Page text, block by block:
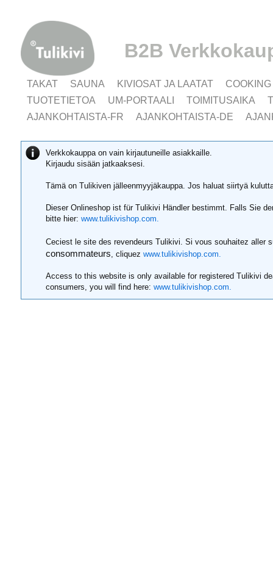
B2B
TAKAT SAUNA KIVIOSAT JA LAATAT
COOKING
TUOTETIETOA
UM-PORTAALI TOIMITUSAIKA
AJANKOHTAISTA-FR
AJANKOHTAISTA-DE
Verkkokauppa on vain kirjautuneille asiakkaille.
Kirjaudu sisään jatkaaksesi.
Tämä on Tulikiven jälleenmyyjäkauppa. Jos haluat siirtyä
Dieser Onlineshop ist für Tulikivi Händler bestimmt. Falls Sie
bitte hier: www.tulikivishop.com.
Ceciest le site des revendeurs Tulikivi. Si vous souhaitez aller
consommateurs, cliquez www.tulikivishop.com.
Access to this website is only available for registered Tulikivi
consumers, you will find here: www.tulikivishop.com.